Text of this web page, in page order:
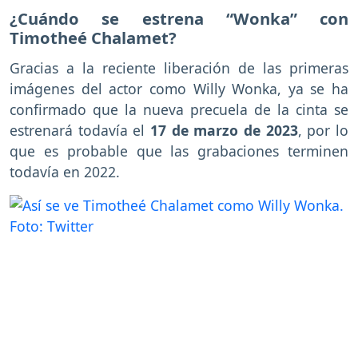
¿Cuándo se estrena “Wonka” con
Timotheé Chalamet?
Gracias a la reciente liberación de las primeras
imágenes del actor como Willy Wonka, ya se ha
confirmado que la nueva precuela de la cinta se
estrenará todavía el 17 de marzo de 2023, por lo
que es probable que las grabaciones terminen
todavía en 2022.